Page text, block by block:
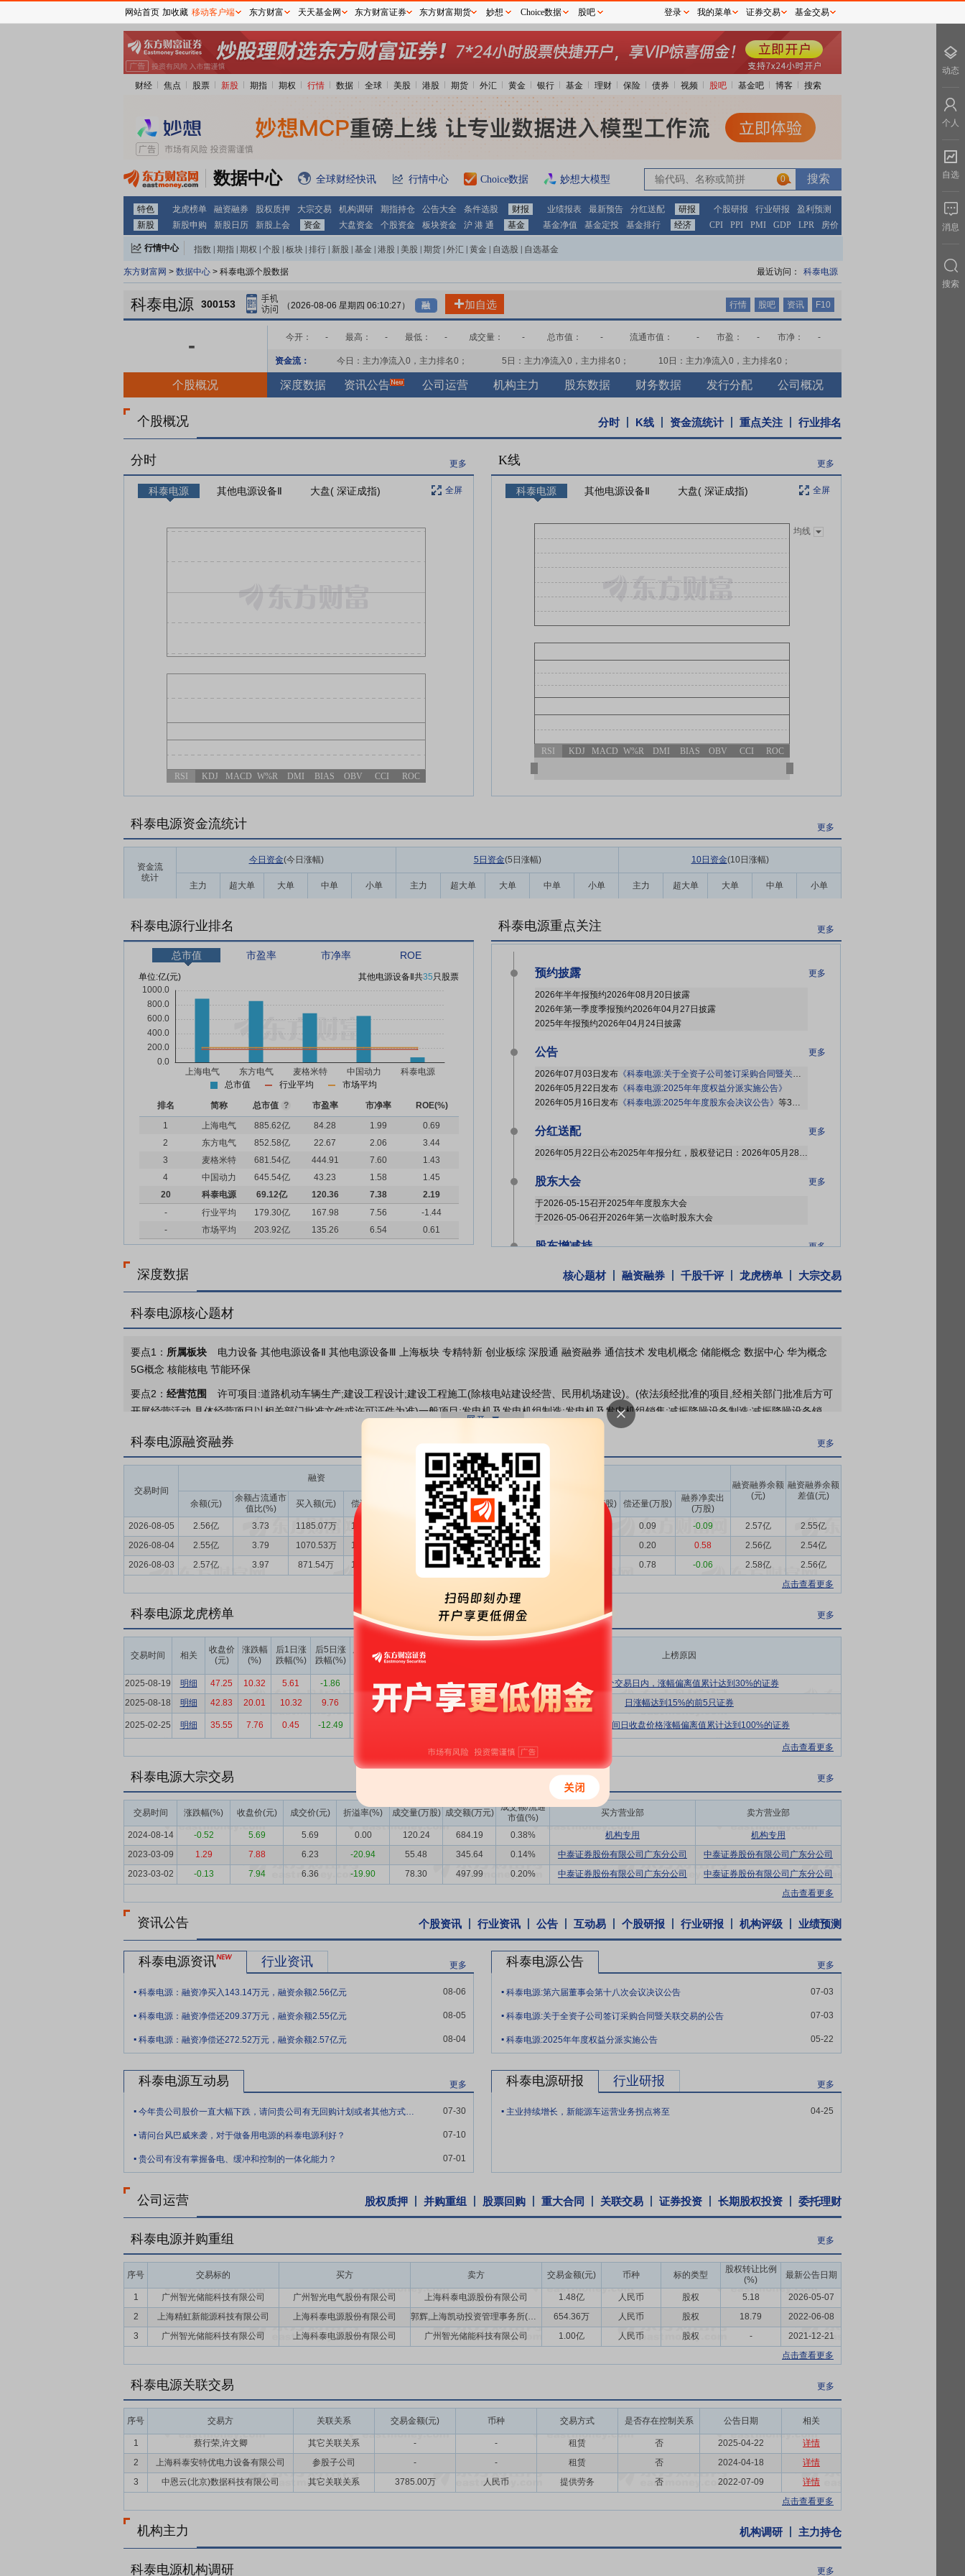
财经 焦点 股票 新股 期指 期权 行情 数据 全球 美股 港股 期货 外汇 黄金 银行 基金 理财 保险 债券 视频 股吧 基金吧 博客 搜索
数据中心 全球财经快讯 行情中心 Choice数据 妙想大模型 0
0
特色 龙虎榜单 融资融券 股权质押 大宗交易 机构调研 期指持仓 公告大全 条件选股 财报 业绩报表 最新预告 分红送配 研报 个股研报 行业研报
盈利预测
新股
新股申购 新股日历 新股上会 资金 大盘资金 个股资金 板块资金 沪 港 通 基金 基金净值 基金定投 基金排行 经济 CPI PPI PMI GDP LPR 房价
行情中心 指数 期指 期权 个股 板块 排行 新股 基金 港股 美股 期货 外汇 黄金 自选股 自选基金
东方财富网 > 数据中心 > 科泰电源个股数据 最近访问： 科泰电源
科泰电源 300153 （2026-08-06 星期四 06:10:27） 融 加自选 行情 股吧 资讯 F10
- 今开： - 最高： - 最低： - 成交量： - 总市值： - 流通市值： - 市盈： - 市净： -
资金流： 今日：主力净流入0 ，主力排名0 ； 5日：主力净流入0 ，主力排名0 ； 10日：主力净流入0 ，主力排名0 ；
个股概况 深度数据 资讯公告 公司运营 机构主力 股东数据 财务数据 发行分配 公司概况
个股概况 分时 K线 资金流统计 重点关注 行业排名
分时 更多
科泰电源 其他电源设备Ⅱ 大盘( 深证成指) 全屏
RSI KDJ MACD W%R DMI BIAS OBV CCI ROC
K线 更多
科泰电源 其他电源设备Ⅱ 大盘( 深证成指) 全屏
均线
RSI KDJ MACD W%R DMI BIAS OBV CCI ROC
科泰电源资金流统计 更多
资金流
统计
今日资金(今日涨幅) 5日资金(5日涨幅) 10日资金(10日涨幅)
主力 超大单 大单 中单 小单 主力 超大单 大单 中单 小单 主力 超大单 大单 中单 小单
科泰电源行业排名
总市值 市盈率 市净率 ROE
单位:亿(元) 其他电源设备Ⅱ 共35只股票
总市值 行业平均 市场平均
排名 简称 总市值 ? 市盈率 市净率
ROE(%)
1
上海电气 885.62亿 84.28 1.99
0.69
2
东方电气 852.58亿 22.67 2.06
3.44
3
麦格米特 681.54亿 444.91 7.60
1.43
4
中国动力 645.54亿 43.23 1.58
1.45
20
科泰电源 69.12亿 120.36 7.38
2.19
-
行业平均 179.30亿 167.98 7.56
-1.44
-
市场平均 203.92亿 135.26 6.54 0.61
科泰电源重点关注 更多
预约披露 更多
2026年半年报预约2026年08月20日披露
2026年第一季度季报预约2026年04月27日披露
2025年年报预约2026年04月24日披露
公告 更多
2026年07月03日发布 《科泰电源:关于全资子公司签订采购合同暨关联交易的公告》
2026年05月22日发布 《科泰电源:2025年年度权益分派实施公告》
2026年05月16日发布 《科泰电源:2025年年度股东会决议公告》 等3条公告
分红送配 更多
2026年05月22日公布2025年年报分红，股权登记日：2026年05月28日；除权除息日：2026年05月29日；分配方案：10派0.70元(含税,扣税后0.63元)[正式]
股东大会 更多
于2026-05-15召开2025年年度股东大会
于2026-05-06召开2026年第一次临时股东大会
股东增减持 更多
高管关联人持股
机构调研 更多
股东户数 更多
2026年一季报归属净利润2034万元，同比增长46.80%，基本每股收益0.0636元
公司投资
2026年04月24日公布截止2025年12月31日长期股权投资7家公司，共计2.71亿元，本报告期内损益1165.63万元
深度数据 核心题材 融资融券 千股千评 龙虎榜单 大宗交易
科泰电源核心题材
要点1： 所属板块
电力设备 其他电源设备Ⅱ 其他电源设备Ⅲ 上海板块 专精特新 创业板综 深股通 融资融券 通信技术 发电机概念 储能概念 数据中心 华为概念
5G概念 核能核电 节能环保
要点2： 经营范围
许可项目:道路机动车辆生产;建设工程设计;建设工程施工(除核电站建设经营、民用机场建设)。(依法须经批准的项目,经相关部门批准后方可
开展经营活动,具体经营项目以相关部门批准文件或许可证件为准)一般项目:发电机及发电机组制造;发电机及发电机组销售;减振降噪设备制造;减振降噪设备销
售;输配电及控制设备制造;智能输配电及控制设备销售;配电开关控制设备研发;配电开关控制设备制造;配电开关控制设备销售;电力电子元器件制造;电力电子元器
件销售;电池制造;电池销售;储能技术服务;汽车销售;机动车修理和维护;技术服务、技术开发、技术咨询、技术交流、技术转让、技术推广。(除依法须经批准的
项目外,凭营业执照依法自主开展经营活动)
要点3：发电机组产品
公司专业从事发电机组产品的开发、设计、生产和销售，并为客户提供技术咨询、培训、安装、维护保养等售前和售后服务，产品形态
包括标准型机组、静音型机组、移动发电车、拖车型机组、集装箱型机组、方舱型机组等，并具有混合能源、分布式电站等新型电力系统的设计、制造和运维能
力，标准化、智能化、环保性、高品质是公司产品的主要特点。公司产品可作为备用电源、移动电源、替代电源，广泛应用于数据中心、通信、高端制造、电
力、石油石化、交通运输、工程、港口、船舶等行业和领域。备用电源主要针对通信机房、算力中心、数据中心、金融、半导体、高端制造等对供电可靠性要求
较高的领域，在市电突发故障时为核心设备提供后备供电；移动电源主要面向石油勘探、工程建设、重大活动通信照明、抗险救灾等户外作业场景，为客户提供
高机动性的供电方案；替代电源主要针对海岛、哨所、中东、非洲等没有市电或缺乏市电区域的用电需求，为当地的生产生活提供主供电源。
输配电产品是公司产品的重要组成部分。作为配套业务，输配电公司主要从事中压开关柜及低压开关柜设备的设计、制造和销售业务，主
要产品包括10kV中压开关柜、400V低压开关柜、低压密集型母线、接地电阻柜、非标箱等，可为客户提供电力成套设备、配电元器件、关键电源以及相关系统
服务，整体配电系统产品和解决方案可广泛应用于电厂、电网、石化、采矿、数据中心、轨道交通、商业楼宇、民用住宅等行业的输电、变电、配电环节。
要点5： 专用车产品
车载电源业务是公司一直以来的重要业务构成部分。近年来，专用车公司以原有的车载电源业务为基础，利用已取得的车辆改装资质，整
合供应链资源，向高、中压电源车及配套设备、市政环卫车辆等专用车领域进行拓展，产品在国家电网、南方电网、广电通信、应急保障、市政领域、矿场能源
等领域都有应用。同时，结合国家新能源政策和行业发展趋势，着手新能源专用车辆的研发和配套。
要点6：工程及后市场服务
近年以来，越来越多的客户对产品交付服务提出了更高要求，很多招标项目要求交钥匙工程。为满足市场需求，公司取得相关资质
并配备相关团队，助力工程服务业务快速发展，提供机房工程建设、机房降噪、尾气处理、机组巡检维护、后市场增值业务等一体化解决方案，为客户提供从项
要点7：新能源及储能产品
公司的混合能源产品，可根据具体使用工况的自然环境，进行柴油、蓄电、风能、太阳能等能源形式的优化配置，形成多种组合形
式，为客户提供更加绿色、节能的电源解决方案。公司混合能源产品由于可接入风能、太阳能等自然能源，针对国内备用应用场景，可满足减碳需求；针对东南
亚、非洲等欠发达地区市电尚不完善的特征，由于运营成本大幅降低，可作为主用电源，为当地的生产和生活提供持续稳定供电，具备较好的应用前景。
要点8：发电机组行业
总体来看，发电机组行业经过多年发展，已经形成了较为完善和成熟的行业体系，属于充分竞争市场。细分市场方面，数据中心建设
（尤其是为人工智能提供算力服务的领域）和高端制造业正在成为新的需求增长点，为行业发展提供了新的动力。当前，行业正处于转型升级的关键阶段，数据
中心、半导体等高端市场的产品需求逐步向高密度、大功率机组转移，单个项目规模不断扩大，对产品模块化、快速部署的要求进一步提高，系统集成要求日益
提升。
得了客户的认可。公司产品主要服务于数据中心、通信、电力、交通运输、石油石化、海外施工、高端制造业等重点行业市场，累积了丰富的行业运行经验，尤
其是在数据中心和通信行业机房备用电源领域形成了良好的先发优势并取得了较高的市场占有率。公司在行业内拥有良好的知名度和美誉度，具有一定的品牌优
势。
要点10： 产品服务优势
公司备用电源产品具备定制化、智能化、环保性、高品质的特点，可在快速为客户提供产品的同时，保证产品质量的稳定性、可靠
等方面得到全方位支持，使公司产品和服务具备卓越、稳定的品质。
要点11：系统集成优势
公司拥有建筑机电安装工程专业承包二级、环保工程专业承包二级资质，并取得建筑行业安全生产许可证，公司拥有多名工程管理人
降噪、尾气处理、机组巡检维护、后市场增值业务以及柴油发电机组设备供应等系统集成方案供应商发展，在业界享有良好的口碑和声誉，所承建的系统集成项
目质量优良，多次得到客户的认可和表彰。
子公司，并在印尼、马来西亚、泰国等地区建立了营销服务机构，基本满足了国外主要市场的服务需要。同时，公司设立了由上海总部销售服务中心，北方、南
方服务中心和各省市本地服务网点组成的三级服务体系，本地化的服务网点可保障4小时到达用户现场，北方、南方服务中心可以提供零配件存储、技术和人力
的支持，公司上海总部建立了服务数据库，现场工程师可以通过网络查询资料库，总部的服务专家也可通过网络进行远程诊断故障和指导故障排除，有效地提升
技术研发和产业化优势
公司利用高新技术企业、上海市市级技术中心优势，持续进行研发投入，不断根据数据中心和AI新兴市场快速增长的需求引
领和满足客户不断变化需求的新产品，在技术创新的同时，注重知识产权的保护，提升公司产品核心竞争力。2025年新增授权专利13项，其中发明专利2项。截
至报告期末，公司拥有有效发明专利和实用新型等各类专利228项，其中发明专利28项。计算机软件著作权2项，注册商标30余件。报告期内，公司获得上海市
制造业单项冠军称号。
要点14：行业标准制定优势
公司为中电协内燃发电设备分会副理事长单位、中电协移动电站标委会(CEEIA/TC11)副主任委员单位、全国移动电站标委会
（SAC/TC329）成员单位、中国电工技术学会移动电站专委会成员单位，中内协应急动力专委会副理事长单位、中国电机工程协会成员单位，积极参加各协会
相关行业学术会议和标准制修订工作，累计主持或参与完成国军标、国家标准、行业标准、团体标准等30余项，持续开展技术交流，推动行业技术共同进步。
要点15：收购精虹科技股权
2022年6月8日公司对外公告,上海科泰电源股份有限公司(以下简称“公司”)根据战略发展规划,在巩固发展现有主业经营的同时,拟进
一步开拓新能源、储能等两翼业务。公司控股子公司上海精虹新能源科技有限公司(以下简称“精虹科技”)主要围绕储能需求和绿色出行趋势,定位于开展电化学储
能和小动力的电池系统制造(模组+BMS)和产品成套业务。结合公司业务发展规划,公司与精虹科技其他股东上海凯动投资管理事务所(有限合伙)(以下简称“凯动
投资”)、上海驰际投资管理事务所(有限合伙)(以下简称“驰际投资”)及郭辉先生(以下称“少数股东”)于2022年6月6日签订股权转让协议,以654.358万元对价受让其
持有的精虹科技全部股权,使精虹科技成为公司全资子公司。2022年6月6日,公司第五届董事会第十一次会议审议通过了《关于收购精虹科技股权的议案》。通过
本次收购,精虹科技将成为公司全资子公司,利用其已有的设备和项目经验,开展电化学储能和小动力的电池系统制造(模组+BMS)和产品成套业务,有利于提高经营
决策和管理的便利性和效率,有助于公司新能源、储能等业务发展规划的执行和落地。
要点16：股权转让
2016年11月21日,公司召开的第三届董事会第十八次会议审议通过了《关于转让捷星新能源股权的议案》。公司拟与捷星实业(长春)有限公
司及彭华先生签署股权转让协议,以9,000万元人民币对价向买方转让公司持有的标的公司49%股权(以下称“标的股权”)。本次交易完成后,公司不再持有标的公司
股权。
科泰电源融资融券 更多
交易时间
融资
融资融券余额
(元)
融资融券余额
差值(元)
余额(元)
余额占流通市
值比(%)
买入额(元) 偿还额(元) 净买入(元) 余额(元) 余量(万股) 卖出量(万股) 偿还量(万股)
融券净卖出
(万股)
2026-08-05
2.56亿 3.73 1185.07万 1041.93万 143.14万 99.36万 4.60 0.09 -0.09 2.57亿
2.55亿
2026-08-04
2.55亿 3.79 1070.53万 1279.90万 -209.37万 99.01万 4.69 0.20 0.58 2.56亿
2.54亿
2026-08-03
2.57亿 3.97 871.54万 1144.06万 -272.52万 83.56万 4.11 0.78 -0.06 2.58亿
2.56亿
点击查看更多
科泰电源龙虎榜单 更多
交易时间 相关
收盘价
(元)
涨跌幅
(%)
后1日涨
跌幅(%)
后5日涨
跌幅(%)
后10日涨
跌幅(%)
上榜营业
部买入合
计(万)
上榜营业
上榜营业
上榜原因
2025-08-19 明细 47.25 10.32 5.61 -1.86 -19.22 70159.74 58227.82 11931.92
连续三个交易日内，涨幅偏离值累计达到30%的证券
2025-08-18
明细 42.83 20.01 10.32 9.76 -2.47 33638.46 17635.16 16003.30 日涨幅达到15%的前5只证券
2025-02-25 明细 35.55 7.76 0.45 -12.49 严重异常期间日收盘价格涨幅偏离值累计达到100%的证券
点击查看更多
科泰电源大宗交易 更多
交易时间 涨跌幅(%) 收盘价(元) 成交价(元) 折溢率(%) 成交量(万股) 成交额(万元)
成交额/流通
市值(%)
买方营业部 卖方营业部
2024-08-14 -0.52 5.69 5.69 0.00 120.24 684.19 0.38% 机构专用
机构专用
2023-03-09
1.29 7.88 6.23 -20.94 55.48 345.64 0.14% 中泰证券股份有限公司广东分公司
中泰证券股份有限公司广东分公司
2023-03-02
-0.13 7.94 6.36 -19.90 78.30 497.99 0.20% 中泰证券股份有限公司广东分公司
中泰证券股份有限公司广东分公司
点击查看更多
资讯公告 个股资讯 行业资讯 公告 互动易 个股研报 行业研报 机构评级 业绩预测
科泰电源资讯 行业资讯 更多
. 科泰电源：融资净买入143.14万元，融资余额2.56亿元 08-06
. 科泰电源：融资净偿还209.37万元，融资余额2.55亿元 08-05
. 科泰电源：融资净偿还272.52万元，融资余额2.57亿元 08-04
科泰电源公告 更多
. 科泰电源:第六届董事会第十八次会议决议公告 07-03
. 科泰电源:关于全资子公司签订采购合同暨关联交易的公告 07-03
. 科泰电源:2025年年度权益分派实施公告 05-22
科泰电源互动易 更多
. 今年贵公司股价一直大幅下跌，请问贵公司有无回购计划或者其他方式稳住股价呢？ 07-30
. 请问台风巴威来袭，对于做备用电源的科泰电源利好？ 07-10
. 贵公司有没有掌握备电、缓冲和控制的一体化能力？ 07-01
科泰电源研报 行业研报 更多
. 主业持续增长，新能源车运营业务拐点将至 04-25
公司运营 股权质押 并购重组 股票回购 重大合同 关联交易 证券投资 长期股权投资 委托理财
科泰电源并购重组 更多
序号 交易标的 买方 卖方 交易金额(元) 币种 标的类型
股权转让比例
(%)
最新公告日期
1 广州智光储能科技有限公司 广州智光电气股份有限公司 上海科泰电源股份有限公司 1.48亿 人民币 股权 5.18
2026-05-07
2
上海精虹新能源科技有限公司 上海科泰电源股份有限公司 郭辉,上海凯动投资管理事务所(有限合伙),上海驰际投资管理事务所(有限合伙) 654.36万 人民币 股权 18.79
2022-06-08
3
广州智光储能科技有限公司 上海科泰电源股份有限公司 广州智光储能科技有限公司 1.00亿 人民币 股权 -
2021-12-21
点击查看更多
科泰电源关联交易 更多
序号 交易方 关联关系 交易金额(元) 币种 交易方式 是否存在控制关系 公告日期 相关
1 蔡行荣,许文卿 其它关联关系 - - 租赁 否 2025-04-22
详情
2
上海科泰安特优电力设备有限公司 参股子公司 - - 租赁 否 2024-04-18
详情
3
中恩云(北京)数据科技有限公司 其它关联关系 3785.00万 人民币 提供劳务 否 2022-07-09
详情
点击查看更多
机构主力 机构调研 主力持仓
科泰电源机构调研 更多
网站首页 加收藏 移动客户端 东方财富 天天基金网 东方财富证券 东方财富期货 妙想 Choice数据 股吧 登录 我的菜单 证券交易 基金交易
动态
个人
自选
消息
搜索